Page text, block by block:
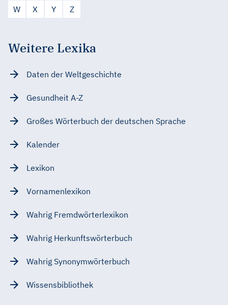
W
X Y Z
Weitere Lexika
Daten der Weltgeschichte
Gesundheit A-Z
Großes Wörterbuch der deutschen Sprache
Kalender
Lexikon
Vornamenlexikon
Wahrig Fremdwörterlexikon
Wahrig Herkunftswörterbuch
Wahrig Synonymwörterbuch
Wissensbibliothek